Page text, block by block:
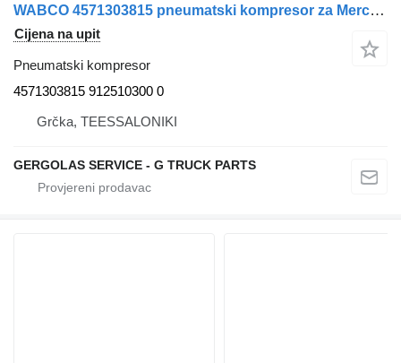
WABCO 4571303815 pneumatski kompresor za Mercedes-Benz OM 457 LA kamiona
Cijena na upit
Pneumatski kompresor
4571303815 912510300 0
Grčka, TEESSALONIKI
GERGOLAS SERVICE - G TRUCK PARTS